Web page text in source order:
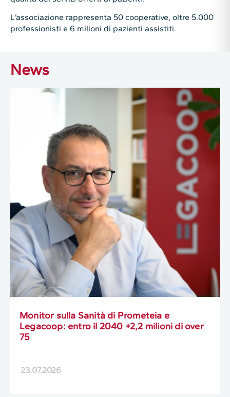
L’associazione rappresenta 50 cooperative, oltre 5.000
professionisti e 6 milioni di pazienti assistiti.
News
Monitor sulla Sanità di Prometeia e
Legacoop: entro il 2040 +2,2 milioni di over
75
23.07.2026